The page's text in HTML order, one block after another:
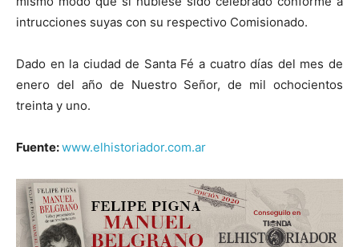
intrucciones suyas con su respectivo Comisionado.
Dado en la ciudad de Santa Fé a cuatro días del mes de
enero del año de Nuestro Señor, de mil ochocientos
treinta y uno.
Fuente:www.elhistoriador.com.ar